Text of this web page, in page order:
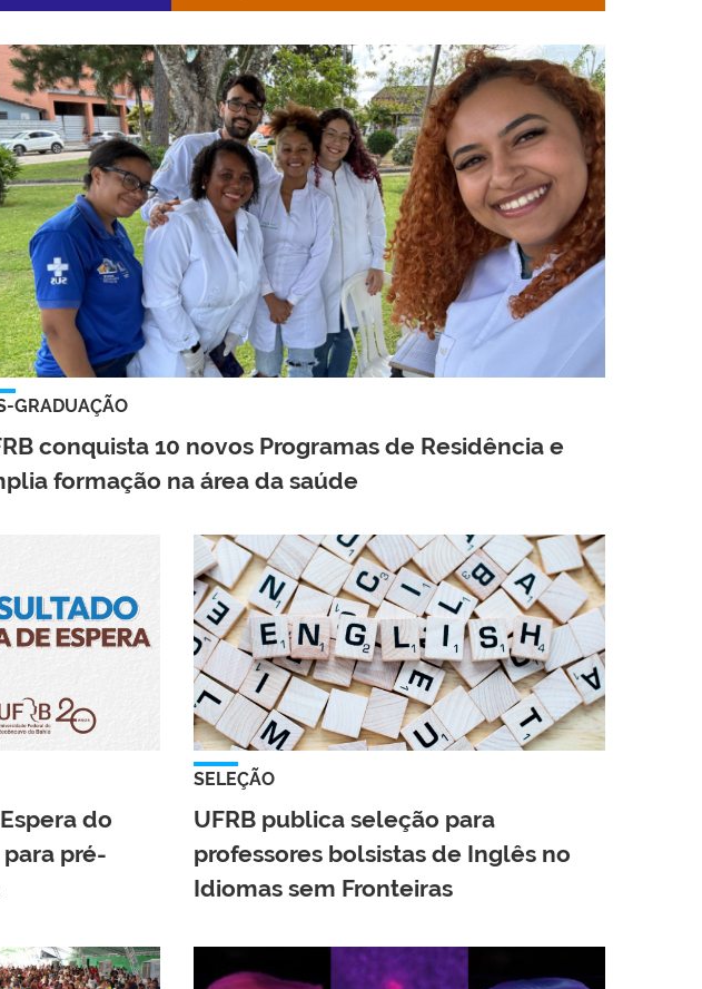
GRADUAÇÃO
conquista 10 novos Programas de Residência e
formação na área da saúde
do
para pré-
SELEÇÃO
UFRB publica seleção para
professores bolsistas de Inglês no
Idiomas sem Fronteiras